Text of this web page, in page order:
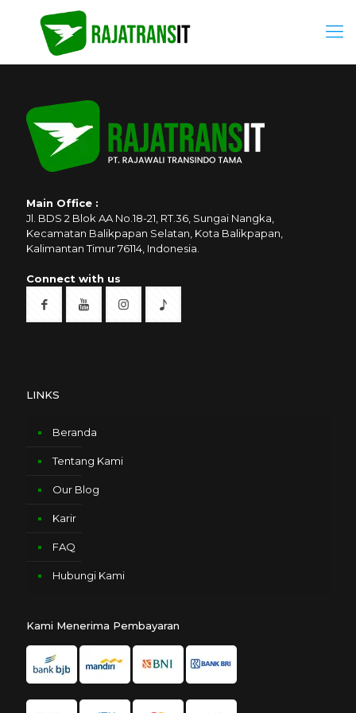
Main Office :
Jl. BDS 2 Blok AA No.18-21, RT.36, Sungai Nangka,
Kecamatan Balikpapan Selatan, Kota Balikpapan,
Kalimantan Timur 76114, Indonesia.
Connect with us
LINKS
Beranda
Tentang Kami
Our Blog
Karir
FAQ
Hubungi Kami
Kami Menerima Pembayaran